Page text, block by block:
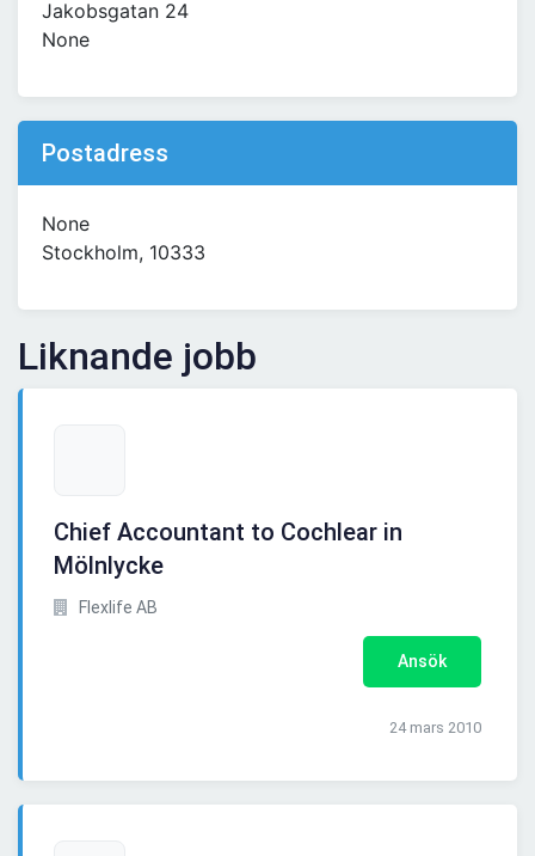
Jakobsgatan 24
None
Postadress
None
Stockholm, 10333
Liknande jobb
Chief Accountant to Cochlear in
Mölnlycke
Flexlife AB
Ansök
24 mars 2010